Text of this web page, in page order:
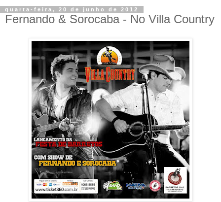
quarta-feira, 20 de junho de 2012
Fernando & Sorocaba - No Villa Country